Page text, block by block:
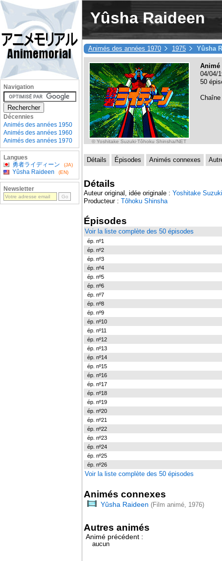
Yûsha Raideen
Animés des années 1970 1975 Yûsha
© Yoshitake Suzuki·Tôhoku Shinsha/NET
Animé
04/04/
50
Détails Épisodes Animés connexes
Détails
Auteur original, idée originale : Yoshitake Suzuki
Producteur : Tôhoku Shinsha
Épisodes
Voir la liste complète des 50 épisodes
ép. nº1
ép. nº2
ép. nº3
ép. nº4
ép. nº5
ép. nº6
ép. nº7
ép. nº8
ép. nº9
ép. nº10
ép. nº11
ép. nº12
ép. nº13
ép. nº14
ép. nº15
ép. nº16
ép. nº17
ép. nº18
ép. nº19
ép. nº20
ép. nº21
ép. nº22
ép. nº23
ép. nº24
ép. nº25
ép. nº26
Voir la liste complète des 50 épisodes
Animés connexes
Yûsha Raideen (Film animé, 1976)
Autres animés
Animé précédent :
aucun
Navigation
Décennies
Animés des années 1950
Animés des années 1960
Animés des années 1970
Langues
勇者ライディーン
(JA)
Yûsha Raideen (EN)
Newsletter